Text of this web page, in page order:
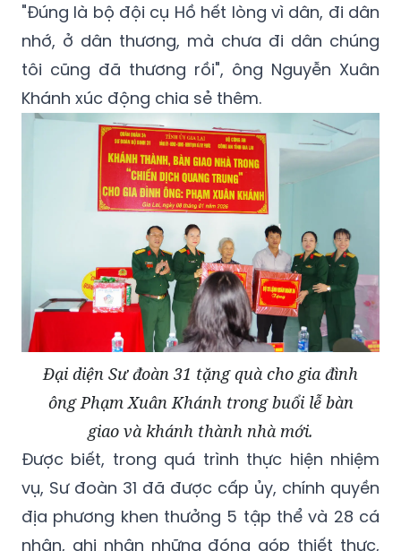
"Đúng là bộ đội cụ Hồ hết lòng vì dân, đi dân
nhớ, ở dân thương, mà chưa đi dân chúng
tôi cũng đã thương rồi", ông Nguyễn Xuân
Khánh xúc động chia sẻ thêm.
Đại diện Sư đoàn 31 tặng quà cho gia đình
ông Phạm Xuân Khánh trong buổi lễ bàn
giao và khánh thành nhà mới.
Được biết, trong quá trình thực hiện nhiệm
vụ, Sư đoàn 31 đã được cấp ủy, chính quyền
địa phương khen thưởng 5 tập thể và 28 cá
nhân, ghi nhận những đóng góp thiết thực,